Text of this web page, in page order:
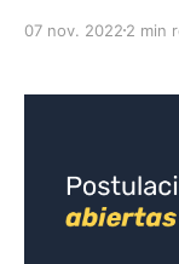
e iniciarán sus rondas
~1% fue
07 nov. 2022 2 min